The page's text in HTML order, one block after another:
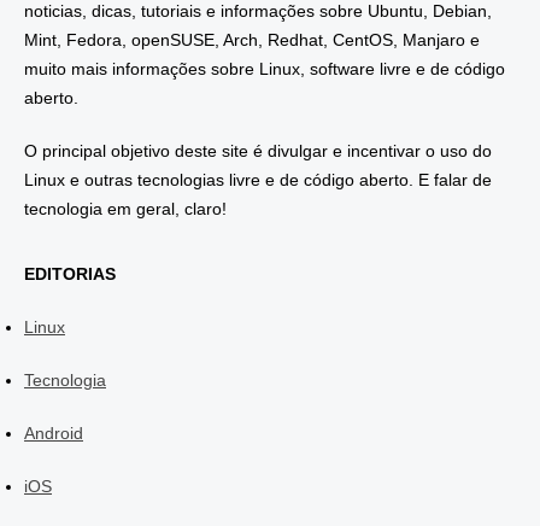
noticias, dicas, tutoriais e informações sobre Ubuntu, Debian,
Mint, Fedora, openSUSE, Arch, Redhat, CentOS, Manjaro e
muito mais informações sobre Linux, software livre e de código
aberto.
O principal objetivo deste site é divulgar e incentivar o uso do
Linux e outras tecnologias livre e de código aberto. E falar de
tecnologia em geral, claro!
EDITORIAS
Linux
Tecnologia
Android
iOS